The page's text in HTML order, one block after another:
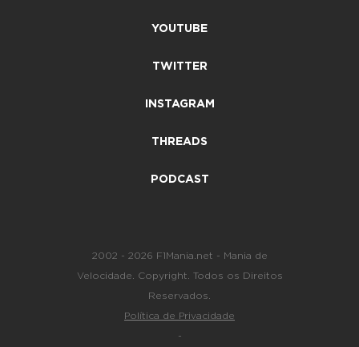
YOUTUBE
TWITTER
INSTAGRAM
THREADS
PODCAST
2002 - 2026 F1Mania.net - Mania de
Velocidade. Copyright. Todos os Direitos
Reservados.
Política de Privacidade
-